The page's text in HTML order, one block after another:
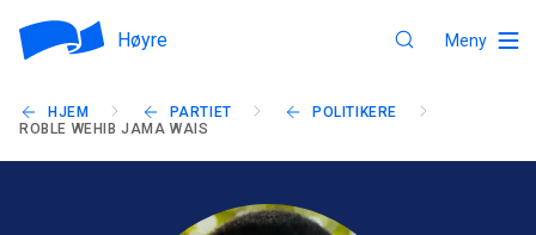
Høyre Meny
HJEM PARTIET
POLITIKERE
ROBLE WEHIB JAMA WAIS